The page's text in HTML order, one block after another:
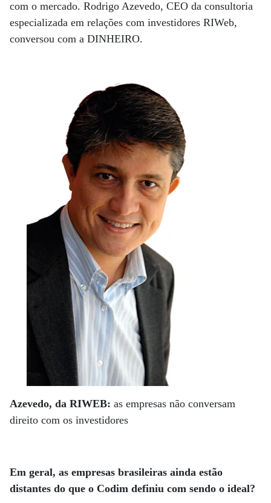
com o mercado. Rodrigo Azevedo, CEO da consultoria
especializada em relações com investidores RIWeb,
conversou com a DINHEIRO.
Azevedo, da RIWEB: as empresas não conversam
direito com os investidores
Em geral, as empresas brasileiras ainda estão
distantes do que o Codim definiu com sendo o ideal?